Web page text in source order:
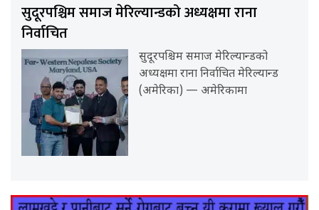
सुदूरपश्चिम समाज मेरिल्यान्डको अध्यक्षमा राना
निर्वाचित
सुदूरपश्चिम समाज मेरिल्यान्डको
अध्यक्षमा राना निर्वाचित मेरिल्यान्ड
(अमेरिका) — अमेरिकामा